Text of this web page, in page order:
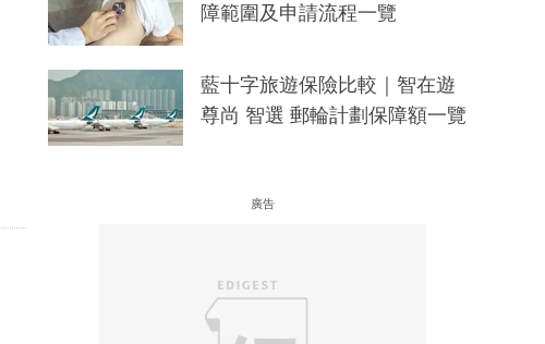
障範圍及申請流程一覽
藍十字旅遊保險比較｜智在遊
尊尚 智選 郵輪計劃保障額一覽
廣告